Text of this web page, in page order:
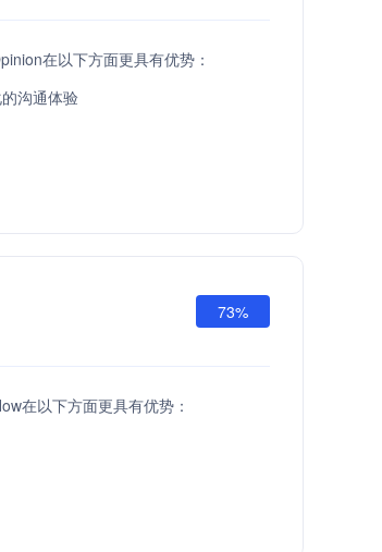
在以下方面更具有优势：
沟通体验
73%
在以下方面更具有优势：